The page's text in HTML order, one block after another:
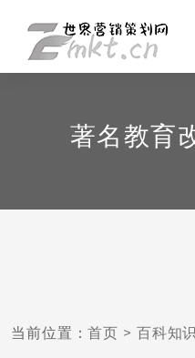
著名教育
当前位置：首页 > 百科知识